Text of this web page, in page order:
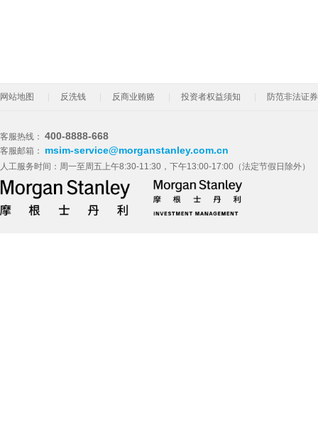
网站地图 反洗钱 反商业贿赂 投资者权益须知 防范非法证
客服热线： 400-8888-668
客服邮箱： msim-service@morganstanley.com.cn
人工服务时间：周一至周五上午8:30-11:30，下午13:00-17:00（法定节假日除外）